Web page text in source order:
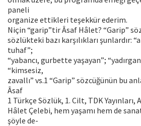
paneli
organize ettikleri teşekkür ederim.
Niçin “garip”tir Âsaf Hâlet? “Garip”
sözlükteki bazı karşılıkları şunlardır:
tuhaf”;
“yabancı, gurbette yaşayan”;
“kimsesiz,
zavallı” vs.1 “Garip” sözcüğünün bu
Âsaf
1 Türkçe Sözlük, 1. Cilt, TDK Yayınları,
Hâlet Çelebi, hem yaşamı hem de
şöyle de-